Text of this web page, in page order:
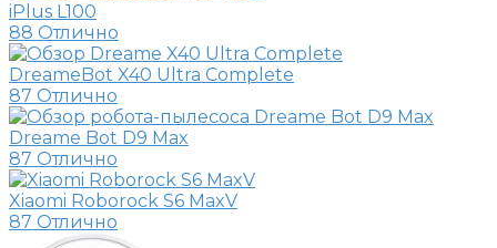
iPlus L100
88 Отлично
DreameBot X40 Ultra Complete
87 Отлично
Dreame Bot D9 Max
87 Отлично
Xiaomi Roborock S6 MaxV
87 Отлично